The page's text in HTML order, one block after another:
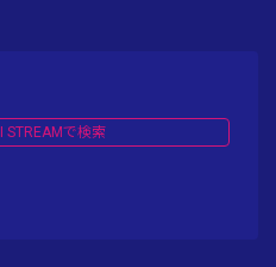
STREAMで検索